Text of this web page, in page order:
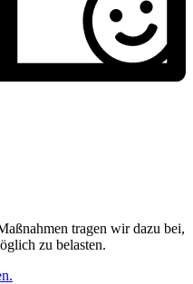
tragen wir dazu bei,
zu belasten.